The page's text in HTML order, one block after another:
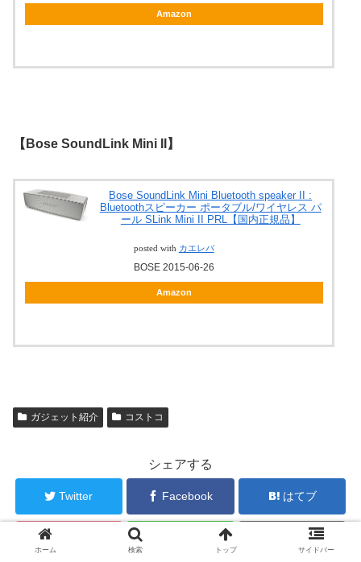
Amazon
【Bose SoundLink Mini II】
Bose SoundLink Mini Bluetooth speaker II :
Bluetoothスピーカー ポータブル/ワイヤレス パ
ール SLink Mini II PRL【国内正規品】
posted with カエレバ
BOSE 2015-06-26
Amazon
ガジェット紹介 コストコ
シェアする
Twitter Facebook はてブ
コピー
ホーム 検索 トップ サイドバー